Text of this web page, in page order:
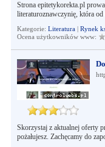
Strona epitetykorekta.pl
literaturoznawczynię, która
Kategorie: Literatura| Rynek
Ocena użytkowników www:
Skorzystaj z aktualnej oferty
pożałujesz. Zachęcamy do